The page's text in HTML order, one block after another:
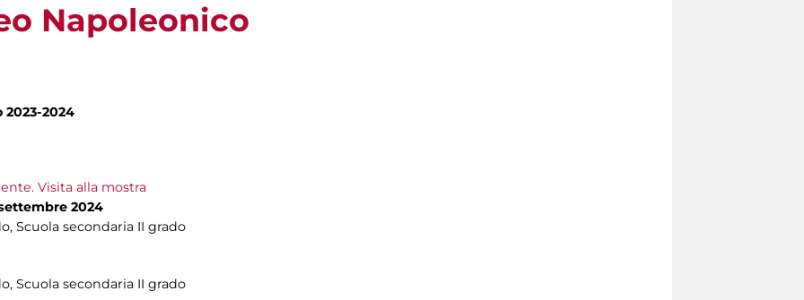
Napoleonico
2024
Visita alla mostra
2024
Scuola secondaria II grado
Scuola secondaria II grado